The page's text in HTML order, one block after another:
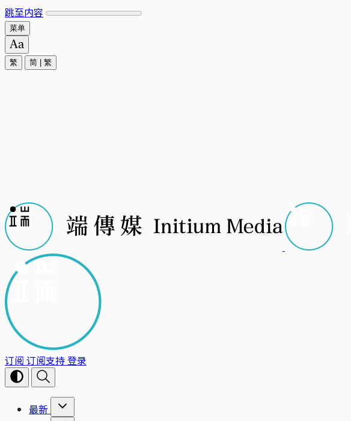
跳至内容
菜单
繁 简 繁
订阅 订阅支持登录
最新